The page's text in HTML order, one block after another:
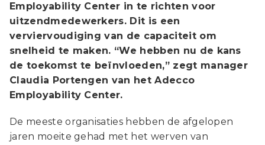
Employability Center in te richten voor
uitzendmedewerkers. Dit is een
verviervoudiging van de capaciteit om
snelheid te maken. “We hebben nu de kans
de toekomst te beïnvloeden,” zegt manager
Claudia Portengen van het Adecco
Employability Center.
De meeste organisaties hebben de afgelopen
jaren moeite gehad met het werven van